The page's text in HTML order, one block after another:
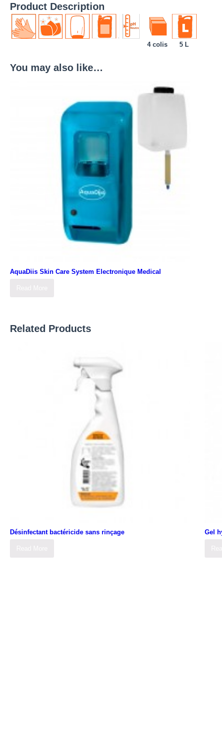
Product Description
4 colis 5 L
You may also like…
AquaDiis Skin Care System Electronique Medical
Related Products
Désinfectant bactéricide sans rinçage Gel